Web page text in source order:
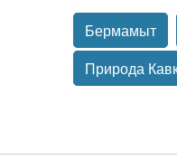
Бермамыт
Природа